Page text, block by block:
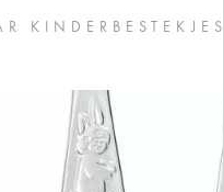
KINDERBESTEKJES